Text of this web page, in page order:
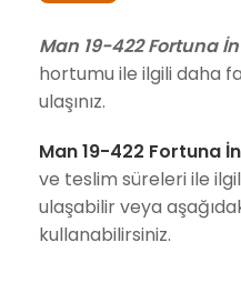
Man 19-422 Fortuna
hortumu ile ilgili daha
ulaşınız.
Man 19-422 Fortuna
ve teslim süreleri ile
ulaşabilir veya
kullanabilirsiniz.